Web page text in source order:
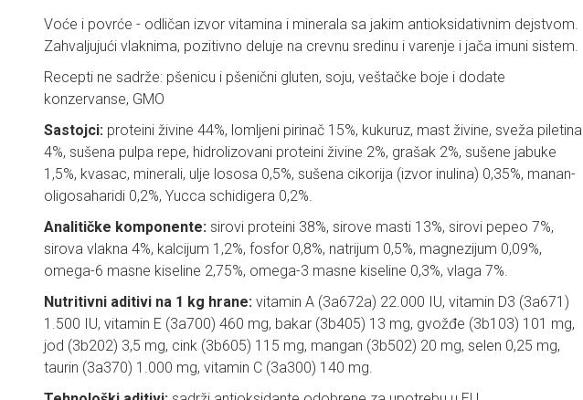
Voće i povrće - odličan izvor vitamina i minerala sa jakim antioksidativnim dejstvom.
Zahvaljujući vlaknima, pozitivno deluje na crevnu sredinu i varenje i jača imuni sistem.
Recepti ne sadrže: pšenicu i pšenični gluten, soju, veštačke boje i dodate
konzervanse, GMO
Sastojci: proteini živine 44%, lomljeni pirinač 15%, kukuruz, mast živine, sveža piletina
4%, sušena pulpa repe, hidrolizovani proteini živine 2%, grašak 2%, sušene jabuke
1,5%, kvasac, minerali, ulje lososa 0,5%, sušena cikorija (izvor inulina) 0,35%, manan-
oligosaharidi 0,2%, Yucca schidigera 0,2%.
Analitičke komponente: sirovi proteini 38%, sirove masti 13%, sirovi pepeo 7%,
sirova vlakna 4%, kalcijum 1,2%, fosfor 0,8%, natrijum 0,5%, magnezijum 0,09%,
omega-6 masne kiseline 2,75%, omega-3 masne kiseline 0,3%, vlaga 7%.
Nutritivni aditivi na 1 kg hrane: vitamin A (3a672a) 22.000 IU, vitamin D3 (3a671)
1.500 IU, vitamin E (3a700) 460 mg, bakar (3b405) 13 mg, gvožđe (3b103) 101 mg,
jod (3b202) 3,5 mg, cink (3b605) 115 mg, mangan (3b502) 20 mg, selen 0,25 mg,
taurin (3a370) 1.000 mg, vitamin C (3a300) 140 mg.